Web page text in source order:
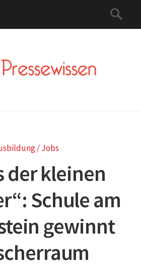
/ Jobs
der kleinen
Schule am
gewinnt